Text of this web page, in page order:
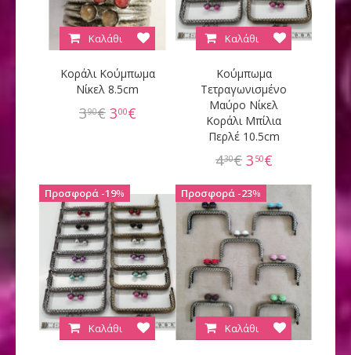
Κοράλι Κούμπωμα
Νίκελ 8.5cm
390€ 300€
Καλάθι
Κούμπωμα
Τετραγωνισμένo
Μαύρο Νίκελ
Κοράλι Μπίλια
Περλέ 10.5cm
430€ 3 50€
Καλάθι
Καλάθι
19%
Καλάθι
23%